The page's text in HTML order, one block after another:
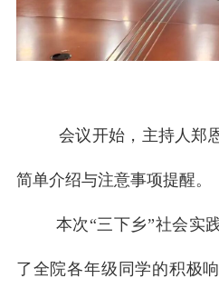
会议开始，主持人郑恩
简单介绍与注意事项提醒。
本次“三下乡”社会实践
了全院各年级同学的积极